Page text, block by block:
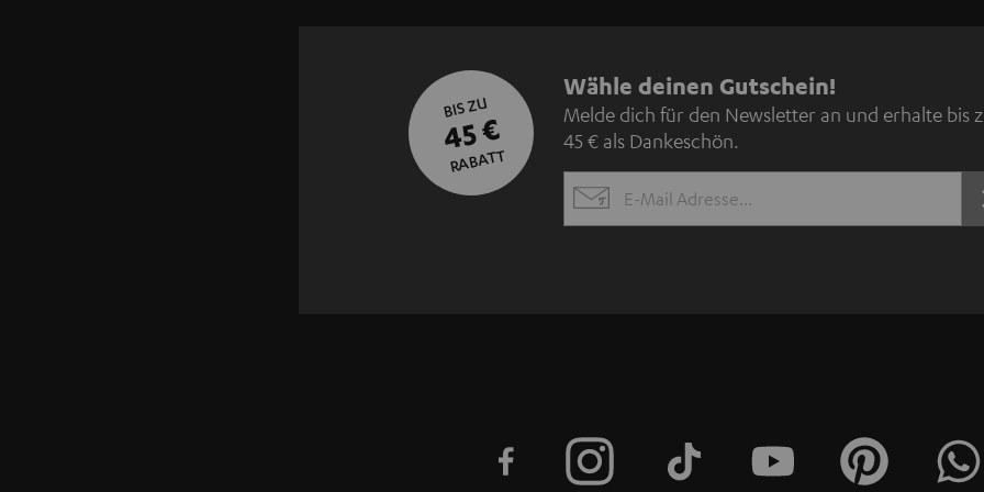
BIS ZU
45 €
RABATT
N
e
w
s
e
Wähle deinen Gutschein!
Melde dich für den Newsletter an und erhalte bis
45 € als Dankeschön.
EMAIL